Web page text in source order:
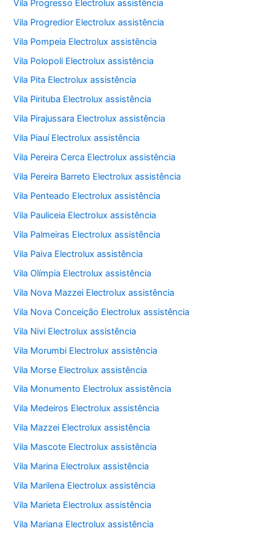
Vila Progresso Electrolux assistência
Vila Progredior Electrolux assistência
Vila Pompeia Electrolux assistência
Vila Polopoli Electrolux assistência
Vila Pita Electrolux assistência
Vila Pirituba Electrolux assistência
Vila Pirajussara Electrolux assistência
Vila Piauí Electrolux assistência
Vila Pereira Cerca Electrolux assistência
Vila Pereira Barreto Electrolux assistência
Vila Penteado Electrolux assistência
Vila Pauliceia Electrolux assistência
Vila Palmeiras Electrolux assistência
Vila Paiva Electrolux assistência
Vila Olímpia Electrolux assistência
Vila Nova Mazzei Electrolux assistência
Vila Nova Conceição Electrolux assistência
Vila Nivi Electrolux assistência
Vila Morumbi Electrolux assistência
Vila Morse Electrolux assistência
Vila Monumento Electrolux assistência
Vila Medeiros Electrolux assistência
Vila Mazzei Electrolux assistência
Vila Mascote Electrolux assistência
Vila Marina Electrolux assistência
Vila Marilena Electrolux assistência
Vila Marieta Electrolux assistência
Vila Mariana Electrolux assistência